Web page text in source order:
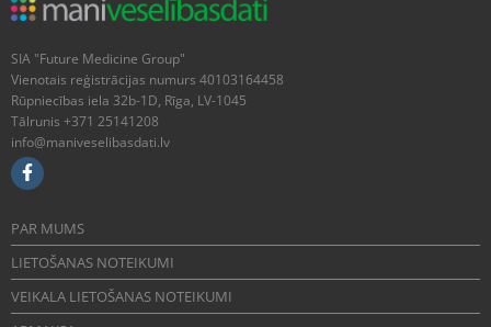
SIA "Future Medicine Group"
Vienotais reģistrācijas numurs 40103164458
Rūpniecības iela 32b-1D, Rīga, LV-1045
Tālrunis +371 25141208
info@maniveselibasdati.lv
PAR MUMS
LIETOŠANAS NOTEIKUMI
VEIKALA LIETOŠANAS NOTEIKUMI